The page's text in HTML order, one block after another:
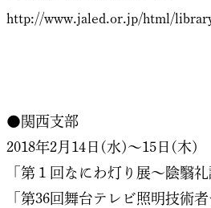
http://www.jaled.or.jp/html/
●関西支部
2018年2月14日(水)～15日(木)
「第１回なにわ灯り展～陰翳礼
「第36回舞台テレビ照明技術